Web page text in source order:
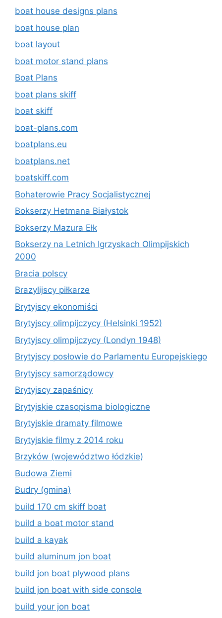
boat house designs plans
boat house plan
boat layout
boat motor stand plans
Boat Plans
boat plans skiff
boat skiff
boat-plans.com
boatplans.eu
boatplans.net
boatskiff.com
Bohaterowie Pracy Socjalistycznej
Bokserzy Hetmana Białystok
Bokserzy Mazura Ełk
Bokserzy na Letnich Igrzyskach Olimpijskich
2000
Bracia polscy
Brazylijscy piłkarze
Brytyjscy ekonomiści
Brytyjscy olimpijczycy (Helsinki 1952)
Brytyjscy olimpijczycy (Londyn 1948)
Brytyjscy posłowie do Parlamentu Europejskiego
Brytyjscy samorządowcy
Brytyjscy zapaśnicy
Brytyjskie czasopisma biologiczne
Brytyjskie dramaty filmowe
Brytyjskie filmy z 2014 roku
Brzyków (województwo łódzkie)
Budowa Ziemi
Budry (gmina)
build 170 cm skiff boat
build a boat motor stand
build a kayak
build aluminum jon boat
build jon boat plywood plans
build jon boat with side console
build your jon boat